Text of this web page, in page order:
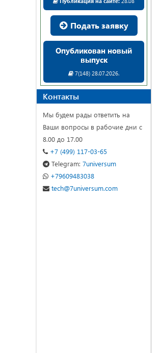
Подать заявку
Опубликован новый
выпуск
7(148) 28.07.2026.
Контакты
Мы будем рады ответить на
Ваши вопросы в рабочие дни с
8.00 до 17.00
+7 (499) 117-03-65
Telegram: 7universum
+79609483038
tech@7universum.com